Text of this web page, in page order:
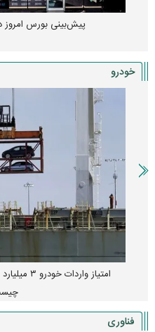
پیش‌بینی بورس امروز دوشنبه ۱۲
خودرو
امتیاز
فناوری